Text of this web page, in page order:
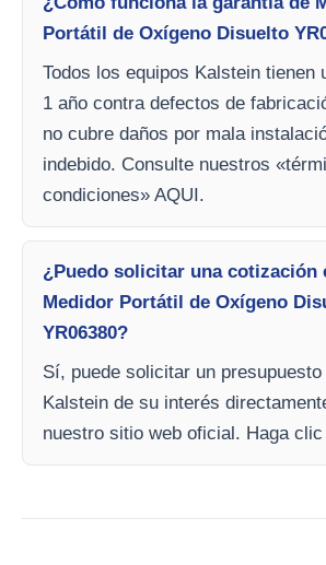
Portátil de Oxígeno Disuelto
Todos los equipos Kalstein tienen
1 año contra defectos de
no cubre daños por mala
indebido. Consulte nuestros
condiciones» AQUI.
¿Puedo solicitar una cotización
Medidor Portátil de Oxígeno
YR06380?
Sí, puede solicitar un presupuesto
Kalstein de su interés
nuestro sitio web oficial. Haga clic